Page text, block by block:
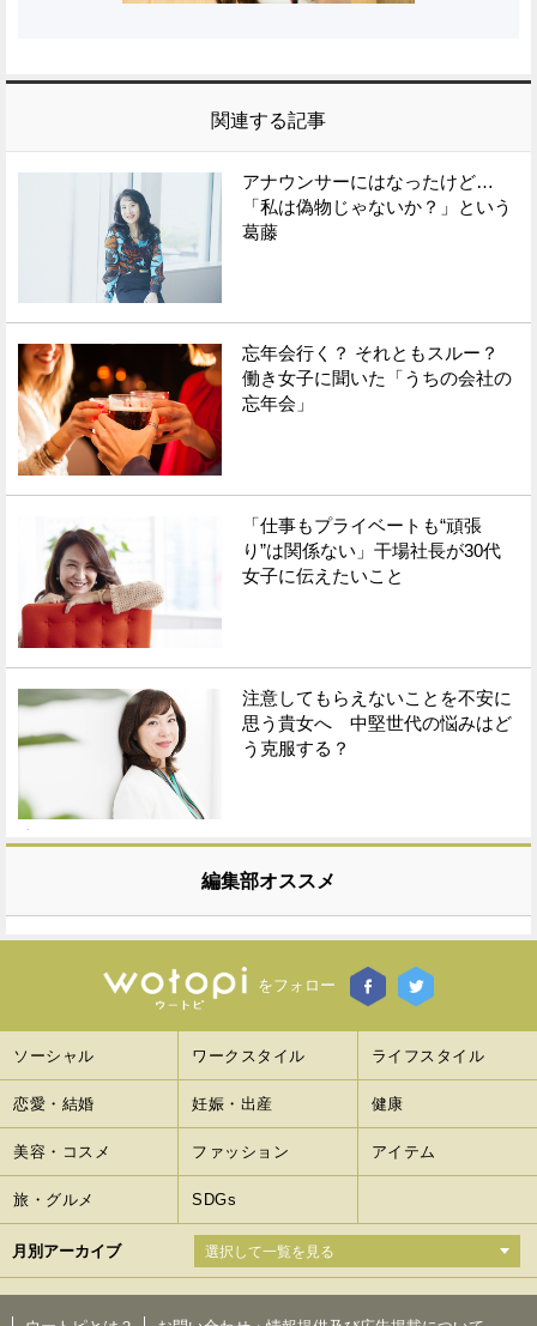
関連する記事
アナウンサーにはなったけど…
「私は偽物じゃないか？」という
葛藤
忘年会行く？ それともスルー？
働き女子に聞いた「うちの会社の
忘年会」
「仕事もプライベートも“頑張
り”は関係ない」干場社長が30代
女子に伝えたいこと
注意してもらえないことを不安に
思う貴女へ 中堅世代の悩みはど
う克服する？
編集部オススメ
をフォロー
ソーシャル ワークスタイル ライフスタイル
恋愛・結婚 妊娠・出産 健康
美容・コスメ ファッション アイテム
旅・グルメ SDGs
月別アーカイブ